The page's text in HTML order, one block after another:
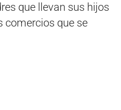
que llevan sus hijos
comercios que se